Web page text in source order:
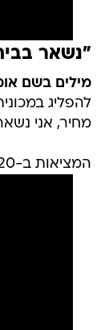
"נשאר
מילים בשם
להפליג
מחיר, אני
המציאות ב-2020: ובכן, הכל ממילא סגור, כן?